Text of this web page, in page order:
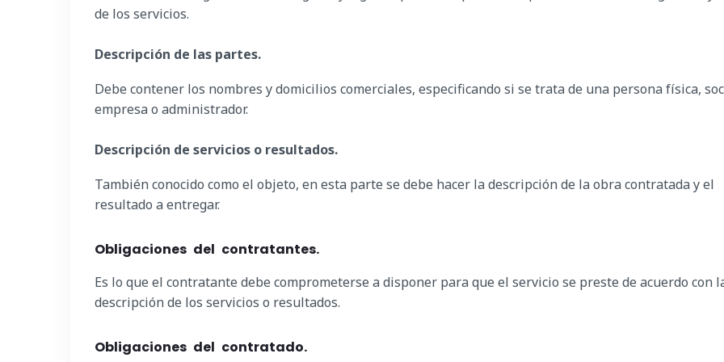
de los servicios.
Descripción de las partes.
Debe contener los nombres y domicilios comerciales, especificando si se trata de una persona física,
empresa o administrador.
Descripción de servicios o resultados.
También conocido como el objeto, en esta parte se debe hacer la descripción de la obra contratada y el
resultado a entregar.
Obligaciones del contratantes.
Es lo que el contratante debe comprometerse a disponer para que el servicio se preste de acuerdo con
descripción de los servicios o resultados.
Obligaciones del contratado.